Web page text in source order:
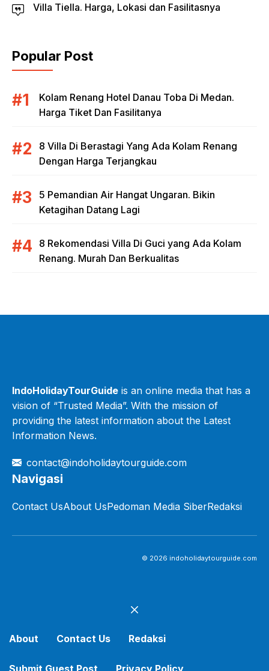
Villa Tiella. Harga, Lokasi dan Fasilitasnya
Popular Post
Kolam Renang Hotel Danau Toba Di Medan.
Harga Tiket Dan Fasilitanya
8 Villa Di Berastagi Yang Ada Kolam Renang
Dengan Harga Terjangkau
5 Pemandian Air Hangat Ungaran. Bikin
Ketagihan Datang Lagi
8 Rekomendasi Villa Di Guci yang Ada Kolam
Renang. Murah Dan Berkualitas
IndoHolidayTourGuide is an online media that has a
vision of “Trusted Media”. With the mission of
providing the latest information about the Latest
Information News.
contact@indoholidaytourguide.com
Navigasi
Contact UsAbout UsPedoman Media SiberRedaksi
© 2026 indoholidaytourguide.com
About
Contact Us Redaksi
Submit Guest Post Privacy Policy